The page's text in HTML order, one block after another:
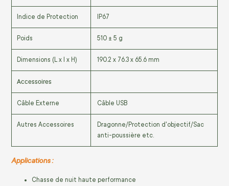
Indice de Protection IP67
Poids 510 ± 5 g
Dimensions (L x l x H) 190.2 x 76.3 x 65.6 mm
Accessoires
Câble Externe Câble USB
Autres Accessoires
Dragonne/Protection d'objectif/Sac
anti-poussière etc.
Applications :
Chasse de nuit haute performance